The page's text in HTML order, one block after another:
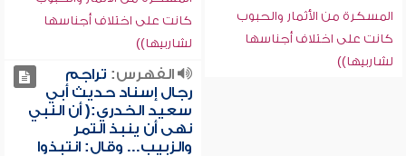
المسكرة من الأثمار والحبوب
كانت على اختلاف أجناسها
لشاربيها))
كانت على اختلاف أجناسها
لشاربيها))
الفهرس: تراجم
رجال إسناد حديث أبي
سعيد الخدري:( أن النبي
نهى أن ينبذ التمر
والزبيب... وقال: انتبذوا